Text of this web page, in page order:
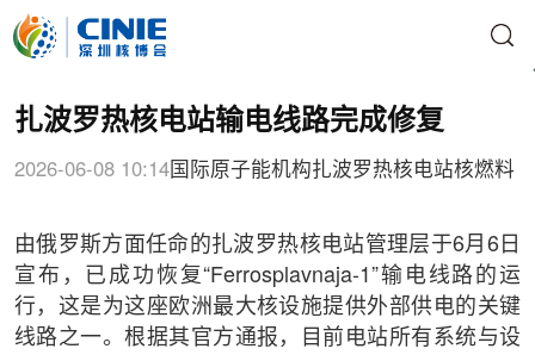
扎波罗热核电站输电线路完成修复
2026-06-08 10:14国际原子能机构扎波罗热核电站核燃料
由俄罗斯方面任命的扎波罗热核电站管理层于6月6日
宣布，已成功恢复“Ferrosplavnaja-1”输电线路的运
行，这是为这座欧洲最大核设施提供外部供电的关键
线路之一。根据其官方通报，目前电站所有系统与设